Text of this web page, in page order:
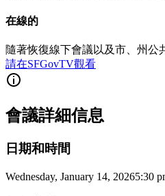
在線的
隨著恢復線下會議以及市、州公
請在SFGovTV觀看
會議詳細信息
日期和時間
Wednesday, January 14, 20265:30